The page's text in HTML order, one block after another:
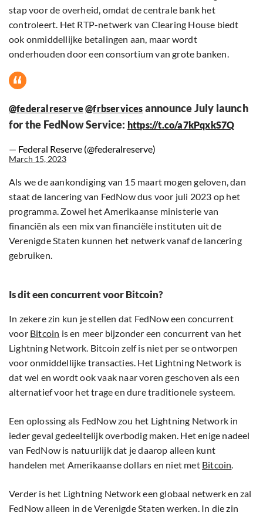
stap voor de overheid, omdat de centrale bank het
controleert. Het RTP-netwerk van Clearing House biedt
ook onmiddellijke betalingen aan, maar wordt
onderhouden door een consortium van grote banken.
@federalreserve@frbservices announce July launch
for the FedNow Service: https://t.co/a7kPqxkS7Q
— Federal Reserve (@federalreserve)
March 15, 2023
Als we de aankondiging van 15 maart mogen geloven, dan
staat de lancering van FedNow dus voor juli 2023 op het
programma. Zowel het Amerikaanse ministerie van
financiën als een mix van financiële instituten uit de
Verenigde Staten kunnen het netwerk vanaf de lancering
gebruiken.
Is dit een concurrent voor Bitcoin?
In zekere zin kun je stellen dat FedNow een concurrent
voor Bitcoin is en meer bijzonder een concurrent van het
Lightning Network. Bitcoin zelf is niet per se ontworpen
voor onmiddellijke transacties. Het Lightning Network is
dat wel en wordt ook vaak naar voren geschoven als een
alternatief voor het trage en dure traditionele systeem.
Een oplossing als FedNow zou het Lightning Network in
ieder geval gedeeltelijk overbodig maken. Het enige nadeel
van FedNow is natuurlijk dat je daarop alleen kunt
handelen met Amerikaanse dollars en niet met Bitcoin.
Verder is het Lightning Network een globaal netwerk en zal
FedNow alleen in de Verenigde Staten werken. In die zin